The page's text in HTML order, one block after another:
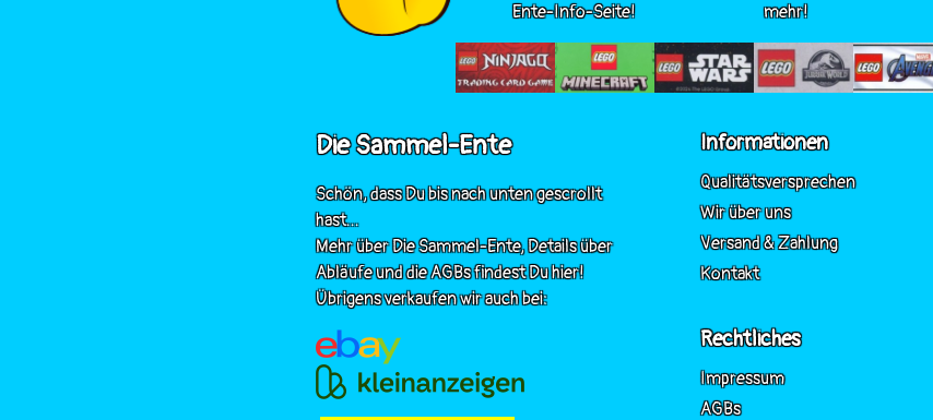
Ente-Info-Seite!
mehr!
Die Sammel-Ente
Schön, dass Du bis nach unten gescrollt
hast...
Mehr über Die Sammel-Ente, Details über
Abläufe und die AGBs findest Du hier!
Übrigens verkaufen wir auch bei:
Informationen
Qualitätsversprechen
Wir über uns
Versand & Zahlung
Kontakt
Rechtliches
Impressum
AGBs